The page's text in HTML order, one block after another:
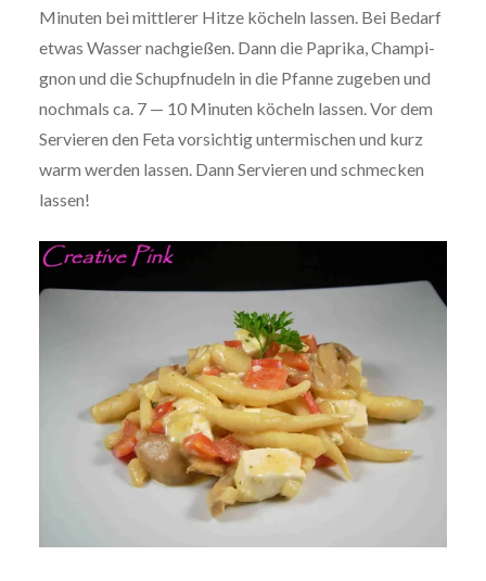
Minuten bei mittlerer Hitze köcheln lassen. Bei Bedarf
etwas Wasser nach­gie­ßen. Dann die Paprika, Cham­pi­
gnon und die Schupf­nu­deln in die Pfanne zugeben und
nochmals ca. 7 — 10 Minuten köcheln lassen. Vor dem
Servieren den Feta vor­sich­tig unter­mi­schen und kurz
warm werden lassen. Dann Servieren und schmecken
lassen!